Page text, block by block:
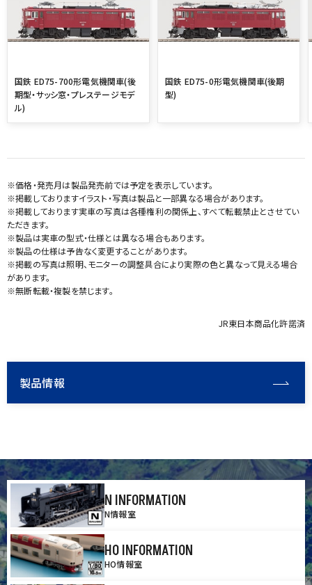
国鉄 ED75-700形電気機関車(後
期型・サッシ窓・プレステージモデ
ル)
国鉄 ED75-0形電気機関車(後期
型)
※価格・発売月は製品発売前では予定を表示しています。
※掲載しておりますイラスト・写真は製品と一部異なる場合があります。
※掲載しております実車の写真は各種権利の関係上、すべて転載禁止とさせてい
ただきます。
※製品は実車の型式・仕様とは異なる場合もあります。
※製品の仕様は予告なく変更することがあります。
※掲載の写真は照明、モニターの調整具合により実際の色と異なって見える場合
があります。
※無断転載・複製を禁じます。
JR東日本商品化許諾済
製品情報
N INFORMATION
N情報室
HO INFORMATION
HO情報室